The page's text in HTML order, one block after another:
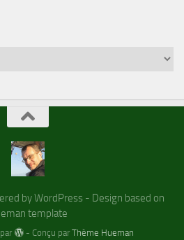
by WordPress - Design based on
template
- Conçu par Thème Hueman